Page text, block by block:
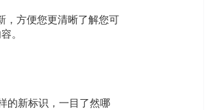
，方便您更清晰了解您可
。
的新标识，一目了然哪